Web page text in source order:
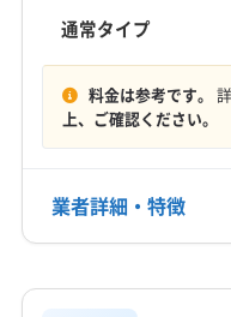
板野郡上板町
名東郡佐那河内村
(
(岡山県) 岡山市東区
(香川県) 高松市
(香川
もっと見る
営業時間
定休日
なし
電話番号
営業時間外の相談
は店舗負担。丁寧
サポートします。
通常タイプ
料金は参考です。
上、ご確認ください。
業者詳細・特徴